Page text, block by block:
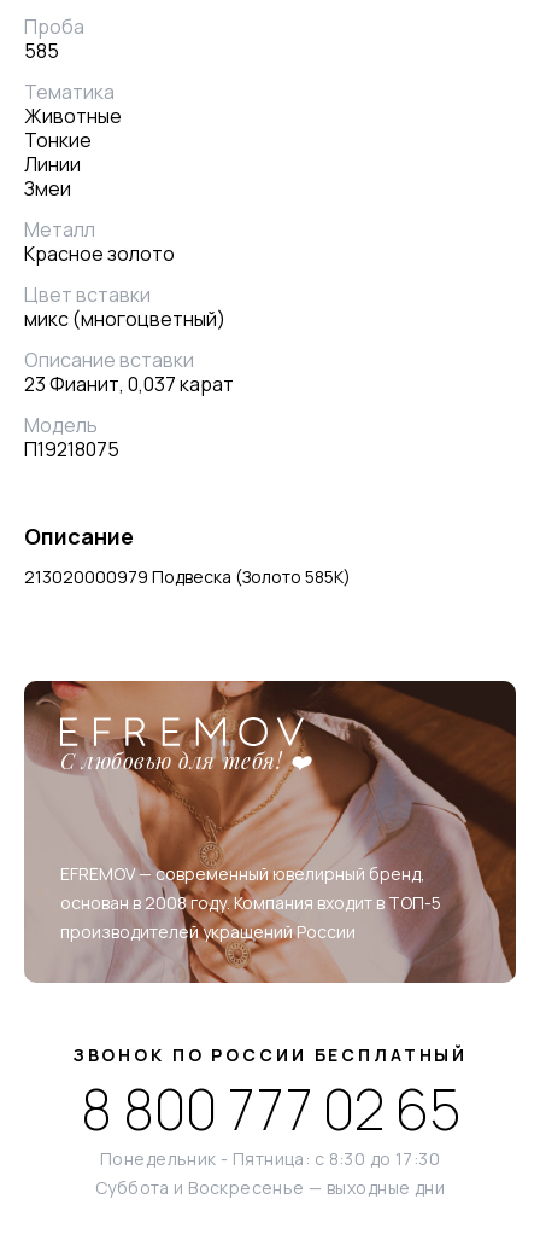
Проба
585
Тематика
Животные
Тонкие
Линии
Змеи
Металл
Красное золото
Цвет вставки
микс (многоцветный)
Описание вставки
23 Фианит, 0,037 карат
Модель
П19218075
Описание
213020000979 Подвеска (Золото 585К)
С любовью для тебя! ❤️
EFREMOV — современный ювелирный бренд,
основан в 2008 году. Компания входит в ТОП-5
производителей украшений России
ЗВОНОК ПО РОССИИ БЕСПЛАТНЫЙ
8 800 777 02 65
Понедельник - Пятница: с 8:30 до 17:30
Суббота и Воскресенье — выходные дни